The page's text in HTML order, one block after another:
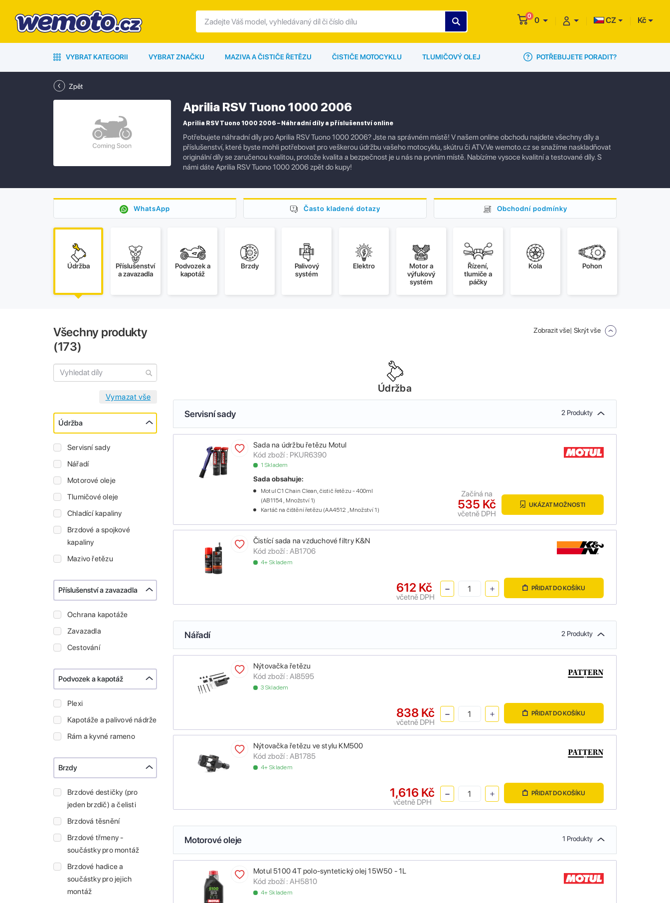
0 0 CZ Kč
VYBRAT KATEGORII VYBRAT ZNAČKU MAZIVA A ČISTIČE ŘETĚZU ČISTIČE MOTOCYKLU TLUMIČOVÝ OLEJ POTŘEBUJETE PORADIT?
Zpět
Aprilia RSV Tuono 1000 2006
Aprilia RSV Tuono 1000 2006 – Náhradní díly a příslušenství online
Potřebujete náhradní díly pro Aprilia RSV Tuono 1000 2006? Jste na správném místě! V našem online obchodu najdete všechny díly a
příslušenství, které byste mohli potřebovat pro veškerou údržbu vašeho motocyklu, skútru či ATV.Ve wemoto.cz se snažíme naskladňovat
originální díly se zaručenou kvalitou, protože kvalita a bezpečnost je u nás na prvním místě. Nabízíme vysoce kvalitní a testované díly. S
námi dáte Aprilia RSV Tuono 1000 2006 zpět do kupy!
WhatsApp Často kladené dotazy Obchodní podmínky
Údržba
Příslušenství
a zavazadla
Podvozek a
kapotáž
Brzdy
Palivový
systém
Elektro
Motor a
výfukový
systém
Řízení,
tlumiče a
páčky
Kola Pohon
Všechny produkty
(173)
Údržba
Servisní sady
Nářadí
Motorové oleje
Tlumičové oleje
Chladící kapaliny
Brzdové a spojkové
kapaliny
Mazivo řetězu
Příslušenství a zavazadla
Ochrana kapotáže
Zavazadla
Cestování
Podvozek a kapotáž
Plexi
Kapotáže a palivové nádrže
Rám a kyvné rameno
Brzdy
Brzdové destičky (pro
jeden brzdič) a čelisti
Brzdová těsnění
Brzdové třmeny -
součástky pro montáž
Brzdové hadice a
součástky pro jejich
montáž
Zobrazit vše| Skrýt vše
Údržba
Servisní sady 2 Produkty
Sada na údržbu řetězu Motul
Kód zboží : PKUR6390
1 Skladem
Sada obsahuje:
Motul C1 Chain Clean, čistič řetězu - 400ml
(AB1154 , Množství 1)
Kartáč na čištění řetězu (AA4512 , Množství 1)
535 Kč
včetně DPH
Začíná na
UKÁZAT MOŽNOSTI
Čistící sada na vzduchové filtry K&N
Kód zboží : AB1706
4+ Skladem
612 Kč
včetně DPH
PŘIDAT DO KOŠÍKU
Nářadí 2 Produkty
Nýtovačka řetězu
Kód zboží : AI8595
3 Skladem
838 Kč
včetně DPH
PŘIDAT DO KOŠÍKU
Nýtovačka řetězu ve stylu KM500
Kód zboží : AB1785
4+ Skladem
1,616 Kč
včetně DPH
PŘIDAT DO KOŠÍKU
Motorové oleje 1 Produkty
Motul 5100 4T polo-syntetický olej 15W50 - 1L
Kód zboží : AH5810
4+ Skladem